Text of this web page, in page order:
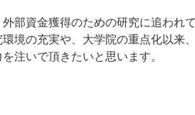
部資金獲得のための研究に追われ
境の充実や、大学院の重点化以来
注いで頂きたいと思います。